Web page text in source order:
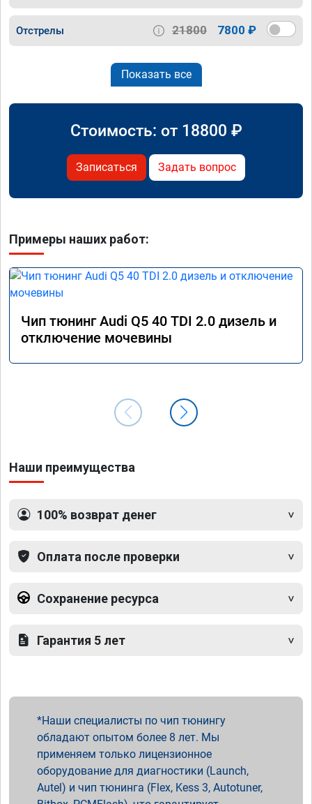
Отстрелы 21800 7800 ₽
Показать все
Стоимость: от 18800 ₽
Записаться Задать вопрос
Примеры наших работ:
Чип тюнинг Audi Q5 40 TDI 2.0 дизель и
отключение мочевины
Наши преимущества
100% возврат денег
Оплата после проверки
Сохранение ресурса
Гарантия 5 лет
Наши специалисты по чип тюнингу
обладают опытом более 8 лет. Мы
применяем только лицензионное
оборудование для диагностики (Launch,
Autel) и чип тюнинга (Flex, Kess 3, Autotuner,